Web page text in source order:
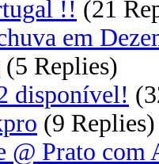
!! (21
em
(5 Replies)
disponível!
(9 Replies)
@ Prato com